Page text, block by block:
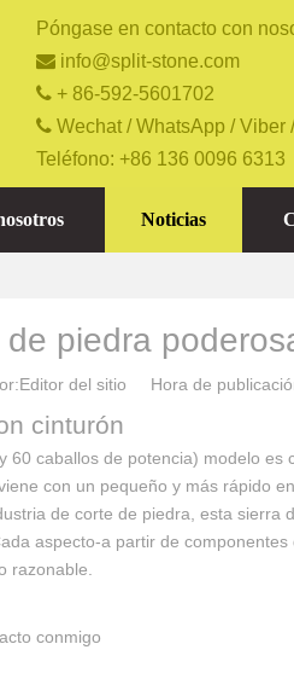
Póngase en contacto con
 info@split-stone.com
 + 86-592-5601702
 Wechat / WhatsApp / Viber /
Teléfono: +86 136 0096 6313
Noticias
de piedra
del sitio Hora de
cinturón
60 caballos de potencia) modelo
con un pequeño y más rápido
de corte de piedra, esta sierra
aspecto-a partir de
razonable.
conmigo